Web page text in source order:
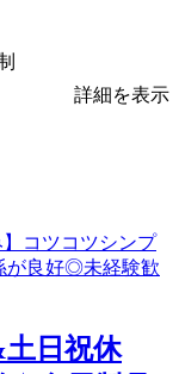
詳細を表示
土日祝休